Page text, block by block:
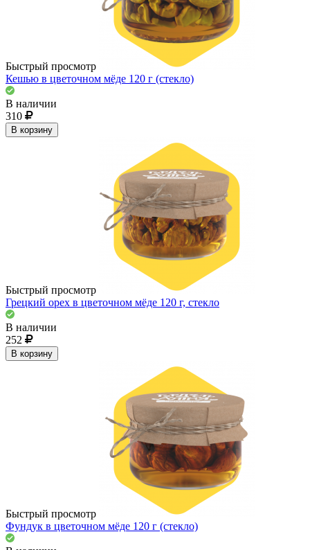
Быстрый просмотр
Кешью в цветочном мёде 120 г (стекло)
В наличии
310
В корзину
Быстрый просмотр
Грецкий орех в цветочном мёде 120 г, стекло
В наличии
252
В корзину
Быстрый просмотр
Фундук в цветочном мёде 120 г (стекло)